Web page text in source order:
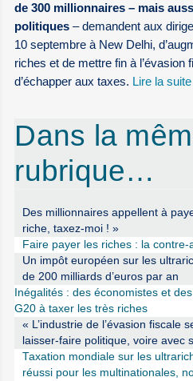
de 300 millionnaires – mais
politiques– demandent aux
10 septembre à New Delhi,
riches et de mettre fin à l’évasion
d’échapper aux taxes. Lire la suite
Dans la
rubrique…
Des millionnaires appellent à
riche, taxez-moi ! »
Faire payer les riches : la contre-
Un impôt européen sur les
de 200 milliards d’euros par an
Inégalités : des économistes et
G20 à taxer les très riches
« L’industrie de l’évasion fiscale
laisser-faire politique, voire avec
Taxation mondiale sur les
réussi pour les multinationales,